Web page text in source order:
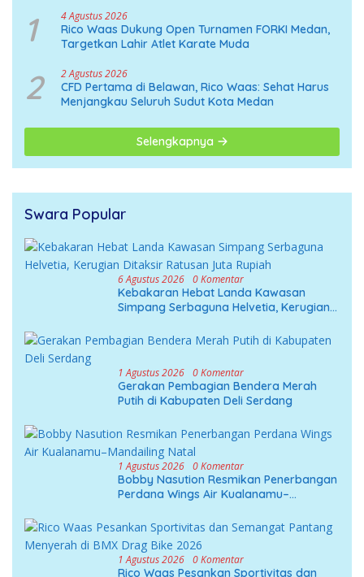
1 4 Agustus 2026
Rico Waas Dukung Open Turnamen FORKI Medan,
Targetkan Lahir Atlet Karate Muda
2 2 Agustus 2026
CFD Pertama di Belawan, Rico Waas: Sehat Harus
Menjangkau Seluruh Sudut Kota Medan
Selengkapnya
Swara Popular
6 Agustus 2026 0 Komentar
Kebakaran Hebat Landa Kawasan
Simpang Serbaguna Helvetia, Kerugian
1 Agustus 2026 0 Komentar
Gerakan Pembagian Bendera Merah
Putih di Kabupaten Deli Serdang
1 Agustus 2026 0 Komentar
Bobby Nasution Resmikan Penerbangan
Perdana Wings Air Kualanamu–
1 Agustus 2026 0 Komentar
Rico Waas Pesankan Sportivitas dan